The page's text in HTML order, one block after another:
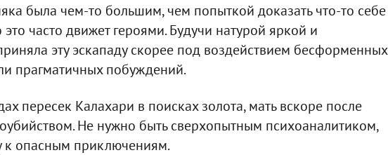
была чем-то большим, чем попыткой доказать что-то себе
часто движет героями. Будучи натурой яркой и
эту эскападу скорее под воздействием бесформенных
прагматичных побуждений.
пересек Калахари в поисках золота, мать вскоре после
Не нужно быть сверхопытным психоаналитиком,
к опасным приключениям.